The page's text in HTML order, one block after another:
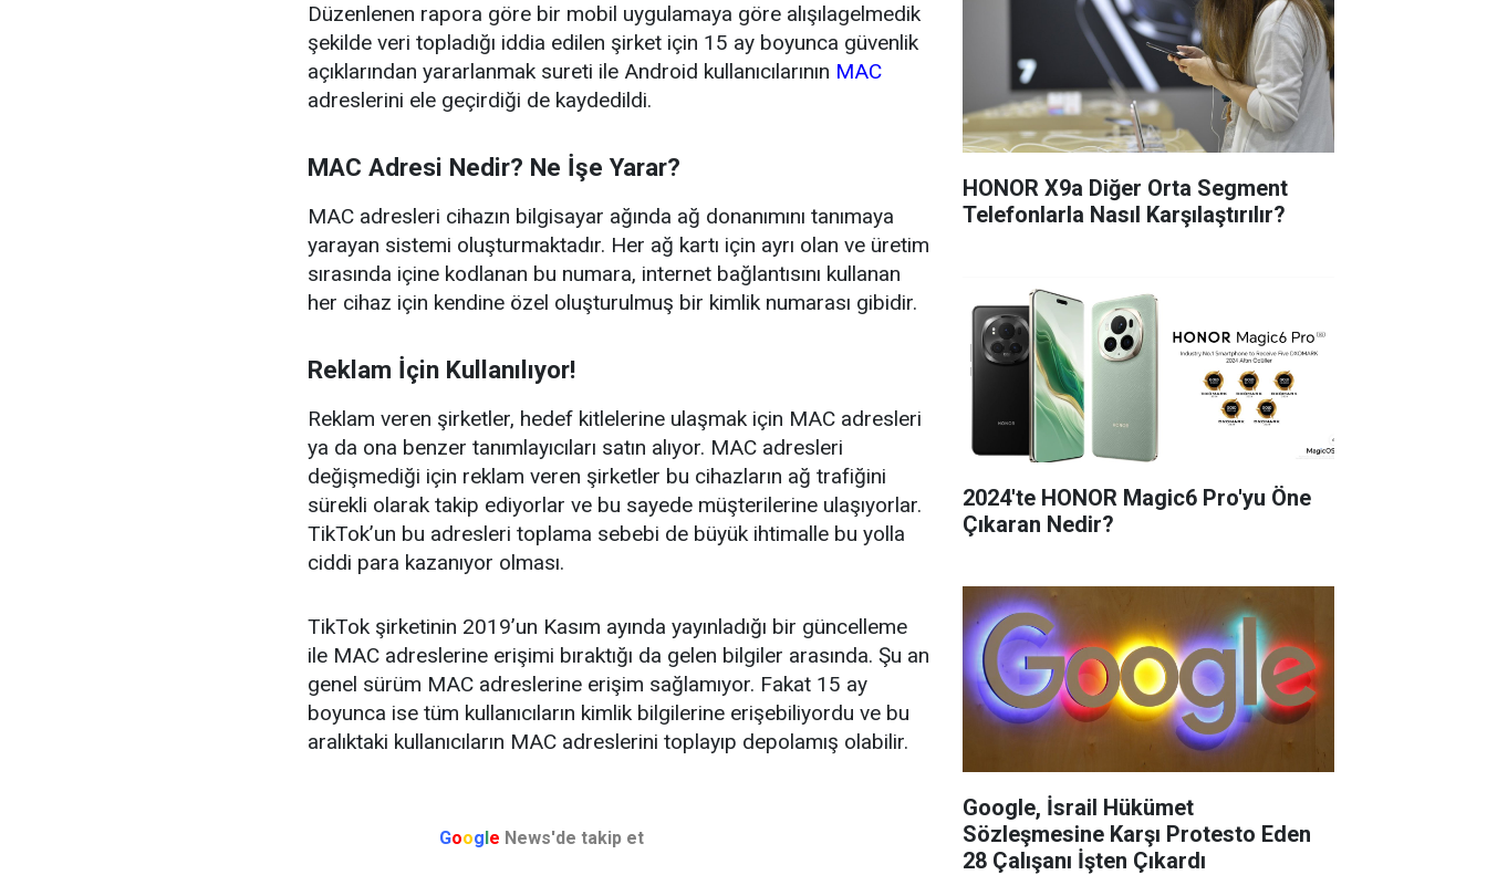
Düzenlenen rapora göre bir mobil uygulamaya göre alışılagelmedik
şekilde veri topladığı iddia edilen şirket için 15 ay boyunca güvenlik
açıklarından yararlanmak sureti ile Android kullanıcılarının MAC
adreslerini ele geçirdiği de kaydedildi.
MAC Adresi Nedir? Ne İşe Yarar?
MAC adresleri cihazın bilgisayar ağında ağ donanımını tanımaya
yarayan sistemi oluşturmaktadır. Her ağ kartı için ayrı olan ve üretim
sırasında içine kodlanan bu numara, internet bağlantısını kullanan
her cihaz için kendine özel oluşturulmuş bir kimlik numarası gibidir.
Reklam İçin Kullanılıyor!
Reklam veren şirketler, hedef kitlelerine ulaşmak için MAC adresleri
ya da ona benzer tanımlayıcıları satın alıyor. MAC adresleri
değişmediği için reklam veren şirketler bu cihazların ağ trafiğini
sürekli olarak takip ediyorlar ve bu sayede müşterilerine ulaşıyorlar.
TikTok’un bu adresleri toplama sebebi de büyük ihtimalle bu yolla
ciddi para kazanıyor olması.
TikTok şirketinin 2019’un Kasım ayında yayınladığı bir güncelleme
ile MAC adreslerine erişimi bıraktığı da gelen bilgiler arasında. Şu an
genel sürüm MAC adreslerine erişim sağlamıyor. Fakat 15 ay
boyunca ise tüm kullanıcıların kimlik bilgilerine erişebiliyordu ve bu
aralıktaki kullanıcıların MAC adreslerini toplayıp depolamış olabilir.
Google News'de takip et
HONOR X9a Diğer Orta Segment
Telefonlarla Nasıl Karşılaştırılır?
2024'te HONOR Magic6 Pro'yu Öne
Çıkaran Nedir?
Google, İsrail Hükümet
Sözleşmesine Karşı Protesto Eden
28 Çalışanı İşten Çıkardı